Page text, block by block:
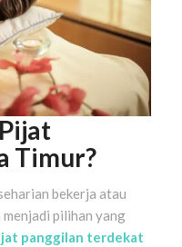
Timur?
bekerja atau
pilihan yang
panggilan terdekat